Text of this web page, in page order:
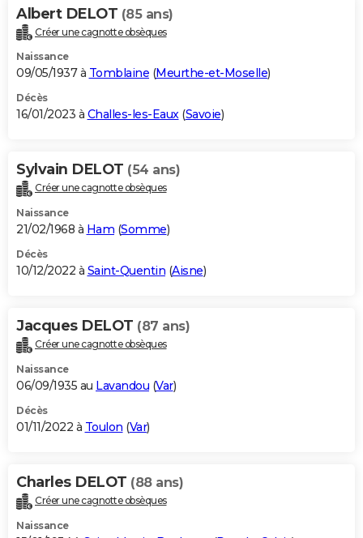
Albert DELOT (85 ans)
Créer une cagnotte obsèques
Naissance
09/05/1937 à Tomblaine (Meurthe-et-Moselle)
Décès
16/01/2023 à Challes-les-Eaux(Savoie)
Sylvain DELOT (54 ans)
Créer une cagnotte obsèques
Naissance
21/02/1968 à Ham (Somme)
Décès
10/12/2022 à Saint-Quentin (Aisne)
Jacques DELOT (87 ans)
Créer une cagnotte obsèques
Naissance
06/09/1935 au Lavandou (Var)
Décès
01/11/2022 à Toulon (Var)
Charles DELOT (88 ans)
Créer une cagnotte obsèques
Naissance